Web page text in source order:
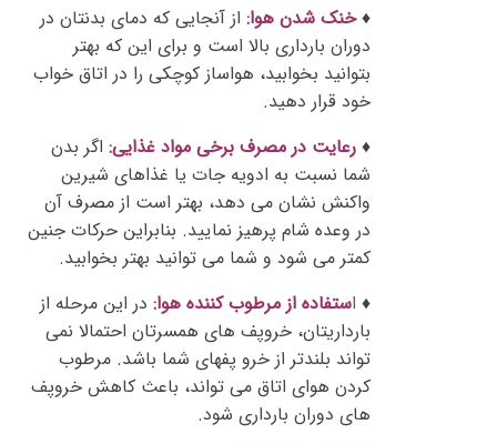
♦خنک شدن هوا: از آنجایی که دمای بدنتان در
دوران بارداری بالا است و برای این که بهتر
بتوانید بخوابید، هواساز کوچکی را در اتاق خواب
خود قرار دهید.
♦ رعایت در مصرف برخی مواد غذایی: اگر بدن
شما نسبت به ادویه جات یا غذاهای شیرین
واکنش نشان می دهد، بهتر است از مصرف آن
در وعده شام پرهیز نمایید. بنابراین حرکات جنین
کمتر می شود و شما می توانید بهتر بخوابید.
♦ استفاده از مرطوب کننده هوا: در این مرحله از
بارداریتان، خروپف های همسرتان احتمالا نمی
تواند بلندتر از خرو پفهای شما باشد. مرطوب
کردن هوای اتاق می تواند، باعث کاهش خروپف
های دوران بارداری شود.